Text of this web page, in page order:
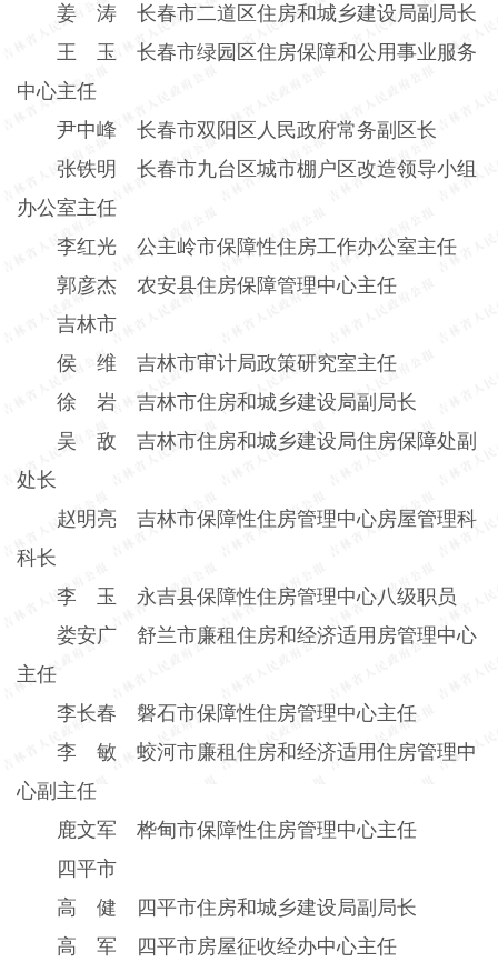
姜 涛 长春市二道区住房和城乡建设局副局长
王 玉 长春市绿园区住房保障和公用事业服务
中心主任
尹中峰 长春市双阳区人民政府常务副区长
张铁明 长春市九台区城市棚户区改造领导小组
办公室主任
李红光 公主岭市保障性住房工作办公室主任
郭彦杰 农安县住房保障管理中心主任
吉林市
侯 维 吉林市审计局政策研究室主任
徐 岩 吉林市住房和城乡建设局副局长
吴 敌 吉林市住房和城乡建设局住房保障处副
处长
赵明亮 吉林市保障性住房管理中心房屋管理科
科长
李 玉 永吉县保障性住房管理中心八级职员
娄安广 舒兰市廉租住房和经济适用房管理中心
主任
李长春 磐石市保障性住房管理中心主任
李 敏 蛟河市廉租住房和经济适用住房管理中
心副主任
鹿文军 桦甸市保障性住房管理中心主任
四平市
高 健 四平市住房和城乡建设局副局长
高 军 四平市房屋征收经办中心主任